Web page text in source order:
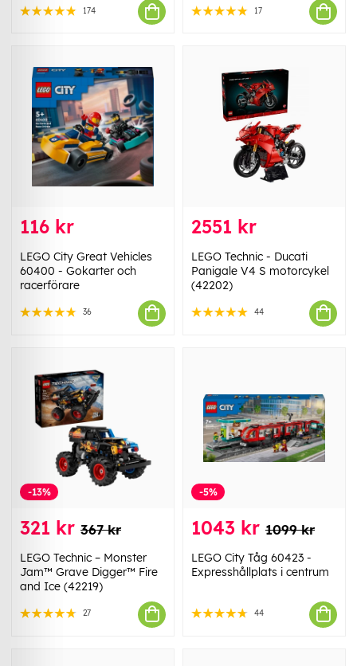
174 17
116 kr
LEGO City Great Vehicles
60400 - Gokarter och
racerförare
36
2551 kr
LEGO Technic - Ducati
Panigale V4 S motorcykel
(42202)
44
-13%
321 kr 367 kr
LEGO Technic – Monster
Jam™ Grave Digger™ Fire
and Ice (42219)
27
-5%
1043 kr 1099 kr
LEGO City Tåg 60423 -
Expresshållplats i centrum
44